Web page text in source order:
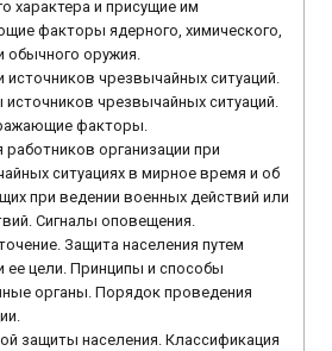
характера и присущие им
факторы ядерного, химического,
обычного оружия.
источников чрезвычайных ситуаций.
чрезвычайных ситуаций.
факторы.
организации при
ситуациях в мирное время и об
при ведении военных действий или
Сигналы оповещения.
Защита населения путем
ее цели. Принципы и способы
органы. Порядок проведения
защиты населения. Классификация